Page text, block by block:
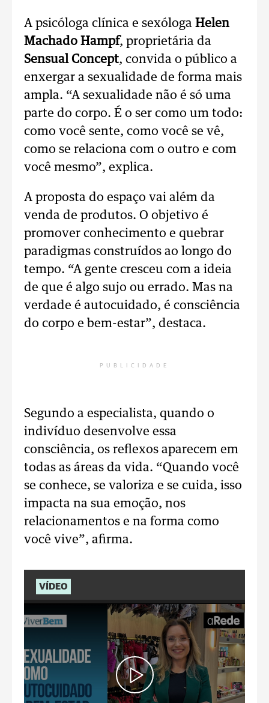
A psicóloga clínica e sexóloga Helen
Machado Hampf, proprietária da
Sensual Concept, convida o público a
enxergar a sexualidade de forma mais
ampla. “A sexualidade não é só uma
parte do corpo. É o ser como um todo:
como você sente, como você se vê,
como se relaciona com o outro e com
você mesmo”, explica.
A proposta do espaço vai além da
venda de produtos. O objetivo é
promover conhecimento e quebrar
paradigmas construídos ao longo do
tempo. “A gente cresceu com a ideia
de que é algo sujo ou errado. Mas na
verdade é autocuidado, é consciência
do corpo e bem-estar”, destaca.
PUBLICIDADE
Segundo a especialista, quando o
indivíduo desenvolve essa
consciência, os reflexos aparecem em
todas as áreas da vida. “Quando você
se conhece, se valoriza e se cuida, isso
impacta na sua emoção, nos
relacionamentos e na forma como
você vive”, afirma.
VÍDEO